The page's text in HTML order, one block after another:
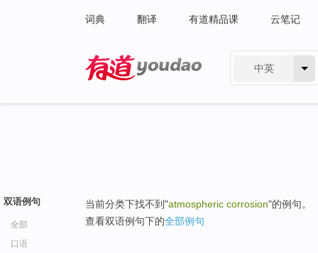
词典 翻译 有道精品课 云笔记
中英
双语例句
全部
口语
当前分类下找不到"atmospheric corrosion"的例句。
查看双语例句下的全部例句